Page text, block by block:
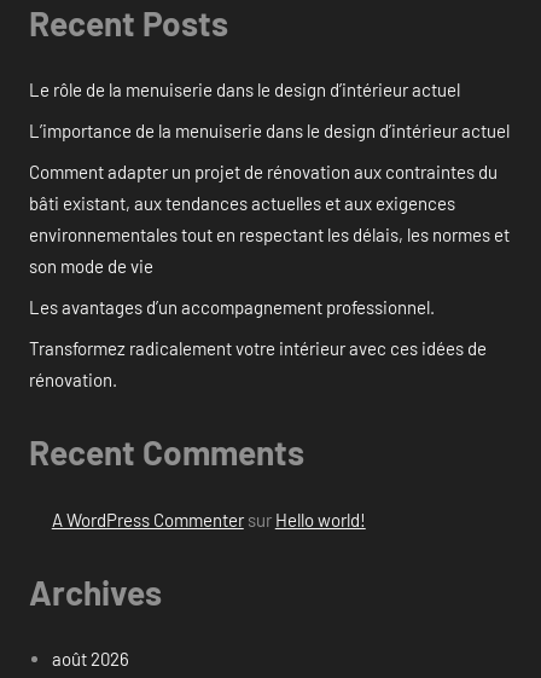
Recent Posts
Le rôle de la menuiserie dans le design d’intérieur actuel
L’importance de la menuiserie dans le design d’intérieur actuel
Comment adapter un projet de rénovation aux contraintes du
bâti existant, aux tendances actuelles et aux exigences
environnementales tout en respectant les délais, les normes et
son mode de vie
Les avantages d’un accompagnement professionnel.
Transformez radicalement votre intérieur avec ces idées de
rénovation.
Recent Comments
A WordPress Commentersur Hello world!
Archives
août 2026